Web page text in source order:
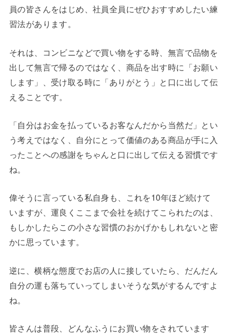
員の皆さんをはじめ、社員全員にぜひおすすめしたい練
習法があります。
それは、コンビニなどで買い物をする時、無言で品物を
出して無言で帰るのではなく、商品を出す時に「お願い
します」、受け取る時に「ありがとう」と口に出して伝
えることです。
「自分はお金を払っているお客なんだから当然だ」とい
う考えではなく、自分にとって価値のある商品が手に入
ったことへの感謝をちゃんと口に出して伝える習慣です
ね。
偉そうに言っている私自身も、これを10年ほど続けて
いますが、運良くここまで会社を続けてこられたのは、
もしかしたらこの小さな習慣のおかげかもしれないと密
かに思っています。
逆に、横柄な態度でお店の人に接していたら、だんだん
自分の運も落ちていってしまいそうな気がするんですよ
ね。
皆さんは普段、どんなふうにお買い物をされています